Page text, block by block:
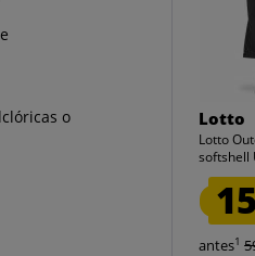
o
Lotto
Lotto
softshell
antes1